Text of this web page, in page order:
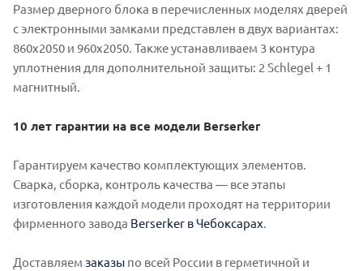
Размер дверного блока в перечисленных моделях дверей
с электронными замками представлен в двух вариантах:
860х2050 и 960х2050. Также устанавливаем 3 контура
уплотнения для дополнительной защиты: 2 Schlegel + 1
магнитный.
10 лет гарантии на все модели Berserker
Гарантируем качество комплектующих элементов.
Сварка, сборка, контроль качества — все этапы
изготовления каждой модели проходят на территории
фирменного завода Berserker в Чебоксарах.
Доставляем заказы по всей России в герметичной и